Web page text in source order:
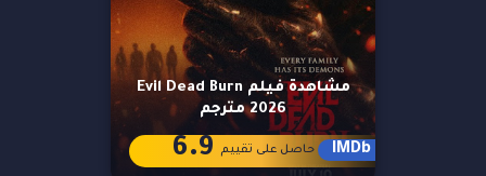
مشاهدة فيلم Evil Dead Burn
2026 مترجم
IMDb حاصل على تقييم 6.9